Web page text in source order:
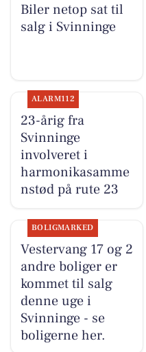
Biler netop sat til
salg i Svinninge
ALARM112
23-årig fra
Svinninge
involveret i
harmonikasamme
nstød på rute 23
BOLIGMARKED
Vestervang 17 og 2
andre boliger er
kommet til salg
denne uge i
Svinninge - se
boligerne her.